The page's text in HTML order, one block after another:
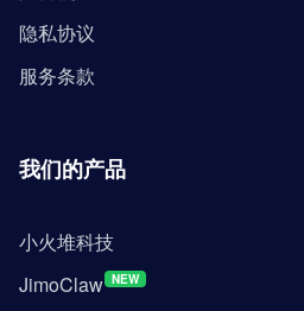
隐私协议
服务条款
我们的产品
小火堆科技
JimoClaw NEW